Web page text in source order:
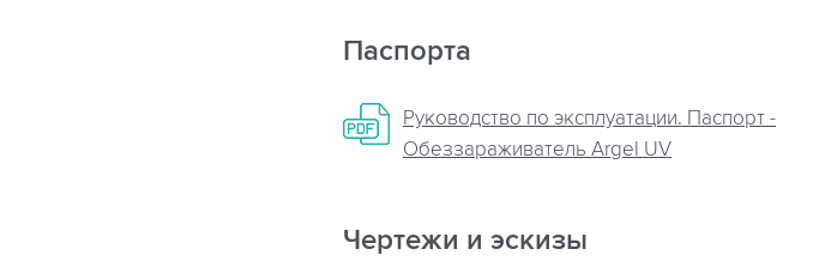
Паспорта
Руководство по эксплуатации. Паспорт -
Обеззараживатель Argel UV
Чертежи и эскизы